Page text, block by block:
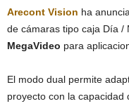
Arecont Vision ha
de cámaras tipo caja Día /
MegaVideo para
El modo dual permite
proyecto con la capacidad